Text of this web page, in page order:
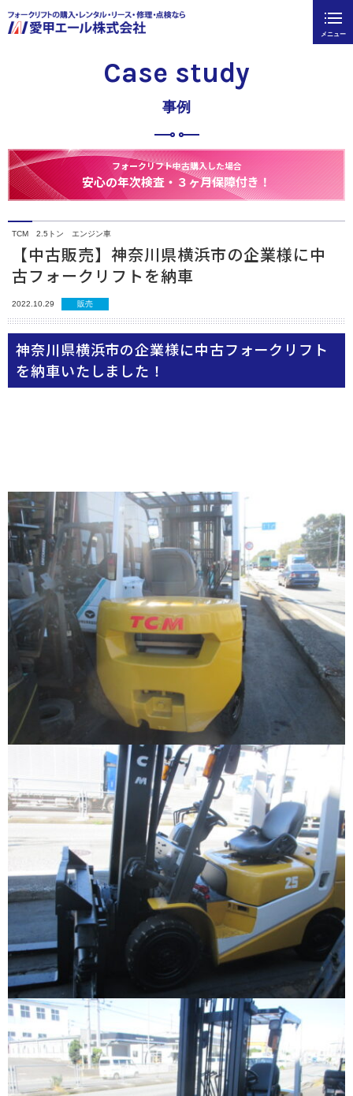
メニュー
Case study
事例
フォークリフト中古購入した場合
安心の年次検査・３ヶ月保障付き！
TCM 2.5トン エンジン車
【中古販売】神奈川県横浜市の企業様に中
古フォークリフトを納車
2022.10.29 販売
神奈川県横浜市の企業様に中古フォークリフト
を納車いたしました！